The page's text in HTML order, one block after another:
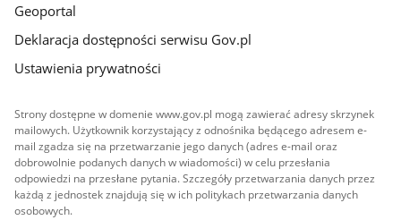
Geoportal
Deklaracja dostępności serwisu Gov.pl
Ustawienia prywatności
Strony dostępne w domenie www.gov.pl mogą zawierać adresy skrzynek
mailowych. Użytkownik korzystający z odnośnika będącego adresem e-
mail zgadza się na przetwarzanie jego danych (adres e-mail oraz
dobrowolnie podanych danych w wiadomości) w celu przesłania
odpowiedzi na przesłane pytania. Szczegóły przetwarzania danych przez
każdą z jednostek znajdują się w ich politykach przetwarzania danych
osobowych.